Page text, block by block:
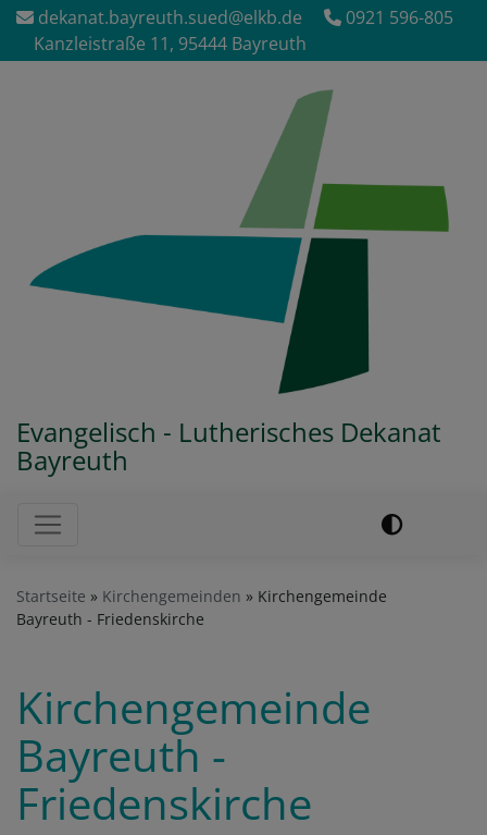
Direkt
zum
Inhalt
dekanat.bayreuth.sued@elkb.de
0921 596-805
Kanzleistraße 11, 95444 Bayreuth
Evangelisch - Lutherisches Dekanat
Bayreuth
Hauptnavigation
Startseite Kirchengemeinden
Kirchengemeinde
Bayreuth - Friedenskirche
Kirchengemeinde
Bayreuth -
Friedenskirche